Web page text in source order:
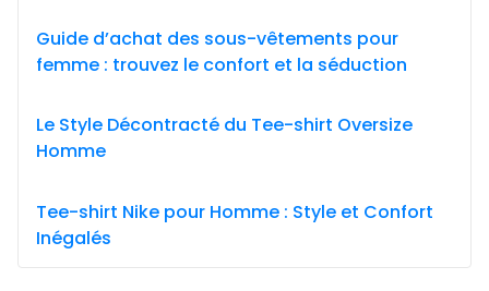
Guide d’achat des sous-vêtements pour
femme : trouvez le confort et la séduction
Le Style Décontracté du Tee-shirt Oversize
Homme
Tee-shirt Nike pour Homme : Style et Confort
Inégalés